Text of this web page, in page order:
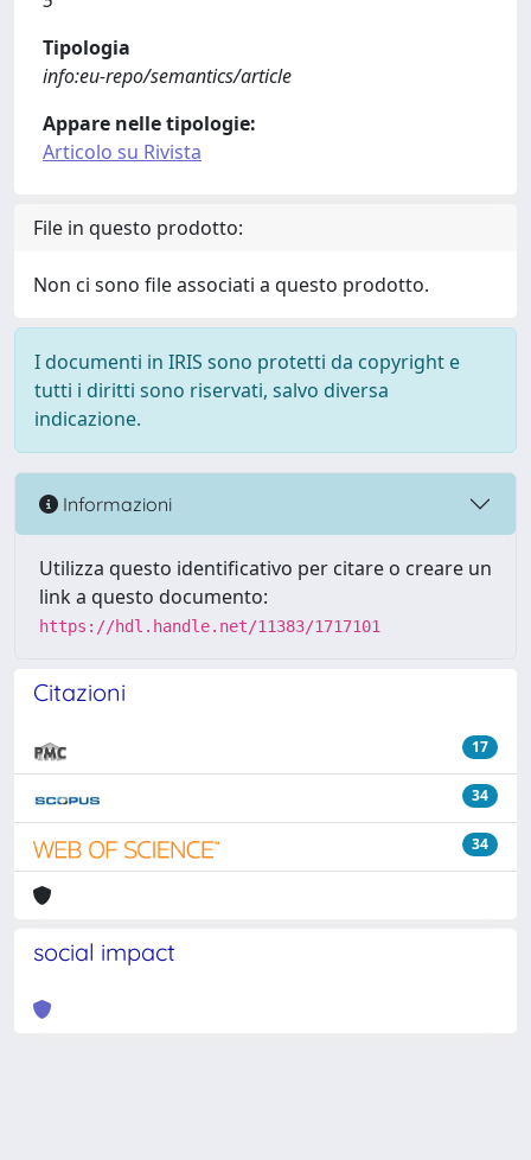
Tipologia
info:eu-repo/semantics/article
Appare nelle tipologie:
Articolo su Rivista
File in questo prodotto:
Non ci sono file associati a questo prodotto.
I documenti in IRIS sono protetti da copyright e
tutti i diritti sono riservati, salvo diversa
indicazione.
Informazioni
Utilizza questo identificativo per citare o creare un
link a questo documento:
https://hdl.handle.net/11383/1717101
Citazioni
17
34
34
social impact